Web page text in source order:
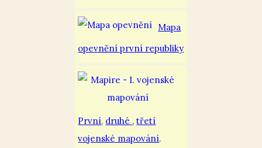
Mapa
opevnění první republiky
První, druhé ,třetí
vojenské mapování.